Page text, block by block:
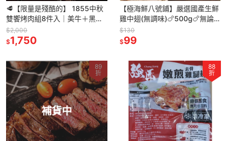
🥩【限量是殘酷的】 1855中秋
雙饗烤肉組8件入｜美牛＋黑豚
＋雞腿肉，附保冷袋，中秋烤肉
首選【極海鮮八號鋪】
$2,000
$1,750
【極海鮮八號鋪】嚴選國產生鮮
雞中翅(無調味)🍗500g🍗無論是
烤、炸、滷、氣炸鍋料理超方便
$130
$99
補貨中
89
折
88
折